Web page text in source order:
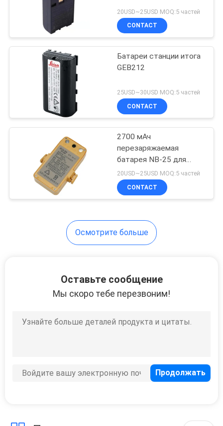
Телескопичный
выравнивая штат
53
Переходник
Tribrach
Треноги
станции
20USD~25USD MOQ:5 частей
CONTACT
Батареи станции итога
GEB212
25USD~30USD MOQ:5 частей
CONTACT
2700 мАч
перезаряжаемая
батарея NB-25 для
южного
измерительного
оборудования Общая
20USD~25USD MOQ:5 частей
CONTACT
Осмотрите больше
Оставьте сообщение
Мы скоро тебе перезвоним!